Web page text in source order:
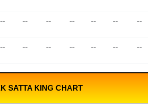
-- -- -- -- -- -- --
-- -- -- -- -- -- --
SATTA KING CHART